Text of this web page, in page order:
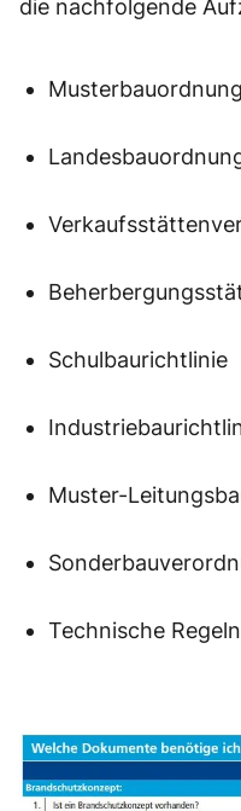
die nachfolgende
Musterbauordnung
Schulbaurichtlinie
Muster-
Technische